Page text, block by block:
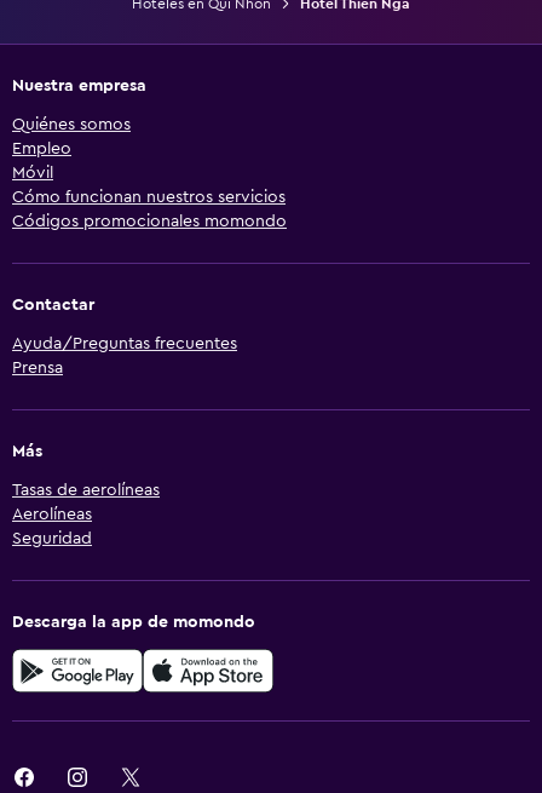
Hoteles en Qui Nhon
Hotel Thien Nga
Nuestra empresa
Quiénes somos
Empleo
Móvil
Cómo funcionan nuestros servicios
Códigos promocionales momondo
Contactar
Ayuda/Preguntas frecuentes
Prensa
Más
Tasas de aerolíneas
Aerolíneas
Seguridad
Descarga la app de momondo